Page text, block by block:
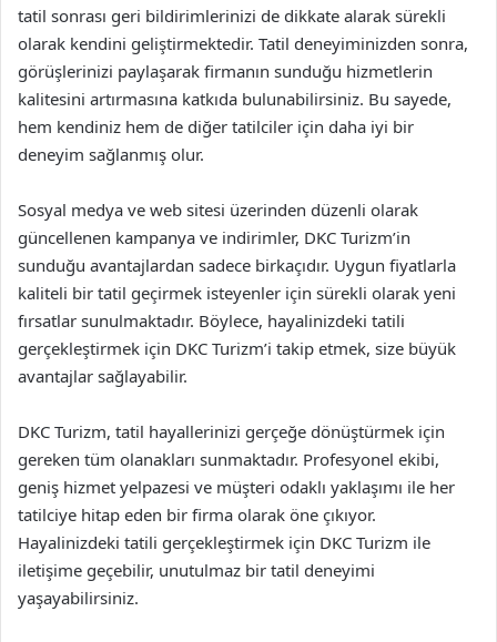
tatil sonrası geri bildirimlerinizi de dikkate alarak sürekli
olarak kendini geliştirmektedir. Tatil deneyiminizden sonra,
görüşlerinizi paylaşarak firmanın sunduğu hizmetlerin
kalitesini artırmasına katkıda bulunabilirsiniz. Bu sayede,
hem kendiniz hem de diğer tatilciler için daha iyi bir
deneyim sağlanmış olur.
Sosyal medya ve web sitesi üzerinden düzenli olarak
güncellenen kampanya ve indirimler, DKC Turizm’in
sunduğu avantajlardan sadece birkaçıdır. Uygun fiyatlarla
kaliteli bir tatil geçirmek isteyenler için sürekli olarak yeni
fırsatlar sunulmaktadır. Böylece, hayalinizdeki tatili
gerçekleştirmek için DKC Turizm’i takip etmek, size büyük
avantajlar sağlayabilir.
DKC Turizm, tatil hayallerinizi gerçeğe dönüştürmek için
gereken tüm olanakları sunmaktadır. Profesyonel ekibi,
geniş hizmet yelpazesi ve müşteri odaklı yaklaşımı ile her
tatilciye hitap eden bir firma olarak öne çıkıyor.
Hayalinizdeki tatili gerçekleştirmek için DKC Turizm ile
iletişime geçebilir, unutulmaz bir tatil deneyimi
yaşayabilirsiniz.